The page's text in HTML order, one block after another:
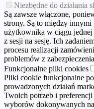
Niezbędne do działania
Są zawsze włączone,
strony. Są to między
użytkownika w ciągu
z sesji na sesję. Ich
procesu realizacji
problemów z
Funkcjonalne pliki cookies
Pliki cookie funkcjonalne
prowadzonych działań
Twoich potrzeb i
wyborów dokonywanych